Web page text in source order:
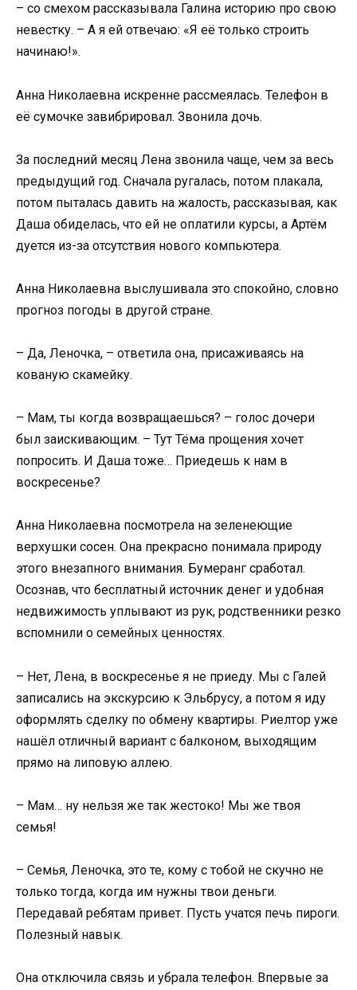
– со смехом рассказывала Галина историю про свою
невестку. – А я ей отвечаю: «Я её только строить
начинаю!».
Анна Николаевна искренне рассмеялась. Телефон в
её сумочке завибрировал. Звонила дочь.
За последний месяц Лена звонила чаще, чем за весь
предыдущий год. Сначала ругалась, потом плакала,
потом пыталась давить на жалость, рассказывая, как
Даша обиделась, что ей не оплатили курсы, а Артём
дуется из-за отсутствия нового компьютера.
Анна Николаевна выслушивала это спокойно, словно
прогноз погоды в другой стране.
– Да, Леночка, – ответила она, присаживаясь на
кованую скамейку.
– Мам, ты когда возвращаешься? – голос дочери
был заискивающим. – Тут Тёма прощения хочет
попросить. И Даша тоже… Приедешь к нам в
воскресенье?
Анна Николаевна посмотрела на зеленеющие
верхушки сосен. Она прекрасно понимала природу
этого внезапного внимания. Бумеранг сработал.
Осознав, что бесплатный источник денег и удобная
недвижимость уплывают из рук, родственники резко
вспомнили о семейных ценностях.
– Нет, Лена, в воскресенье я не приеду. Мы с Галей
записались на экскурсию к Эльбрусу, а потом я иду
оформлять сделку по обмену квартиры. Риелтор уже
нашёл отличный вариант с балконом, выходящим
прямо на липовую аллею.
– Мам… ну нельзя же так жестоко! Мы же твоя
семья!
– Семья, Леночка, это те, кому с тобой не скучно не
только тогда, когда им нужны твои деньги.
Передавай ребятам привет. Пусть учатся печь пироги.
Полезный навык.
Она отключила связь и убрала телефон. Впервые за